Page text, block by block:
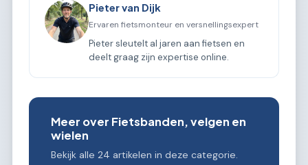
Pieter van Dijk
Ervaren fietsmonteur en versnellingsexpert
Pieter sleutelt al jaren aan fietsen en
deelt graag zijn expertise online.
Meer over Fietsbanden, velgen en
wielen
Bekijk alle 24 artikelen in deze categorie.